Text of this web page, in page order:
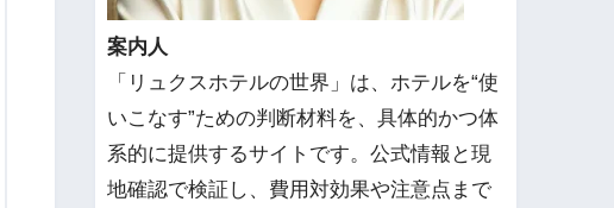
案内人
「リュクスホテルの世界」は、ホテルを“使
いこなす”ための判断材料を、具体的かつ体
系的に提供するサイトです。公式情報と現
地確認で検証し、費用対効果や注意点まで